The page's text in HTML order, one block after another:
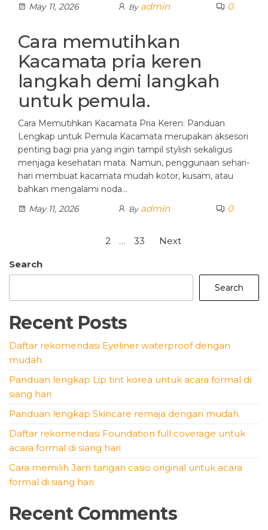
May 11, 2026
By admin 0
Cara memutihkan
Kacamata pria keren
langkah demi langkah
untuk pemula.
Cara Memutihkan Kacamata Pria Keren: Panduan
Lengkap untuk Pemula Kacamata merupakan aksesori
penting bagi pria yang ingin tampil stylish sekaligus
menjaga kesehatan mata. Namun, penggunaan sehari-
hari membuat kacamata mudah kotor, kusam, atau
bahkan mengalami noda…
May 11, 2026
By admin 0
pagination
2 … 33 Next
Search
Search
Recent Posts
Daftar rekomendasi Eyeliner waterproof dengan
mudah.
Panduan lengkap Lip tint korea untuk acara formal di
siang hari
Panduan lengkap Skincare remaja dengan mudah.
Daftar rekomendasi Foundation full coverage untuk
acara formal di siang hari
Cara memilih Jam tangan casio original untuk acara
formal di siang hari
Recent Comments